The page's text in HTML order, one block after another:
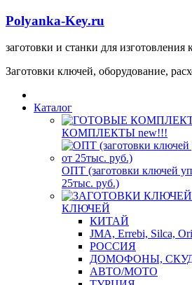
Polyanka-Key.ru
заготовки и станки для изготовления
Заготовки ключей, оборудование,
Каталог
КОМПЛЕКТЫ new!!!
ОПТ (заготовки ключей
25тыс. руб.)
КЛЮЧЕЙ
КИТАЙ
JMA, Errebi, Silca,
РОССИЯ
ДОМОФОНЫ,
ABTO/МОТО